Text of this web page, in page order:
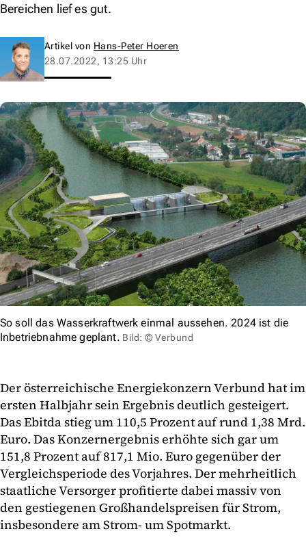
Bereichen lief es gut.
Artikel von Hans-Peter Hoeren
28.07.2022, 13:25 Uhr
So soll das Wasserkraftwerk einmal aussehen. 2024 ist die
Inbetriebnahme geplant. Bild: © Verbund
Der österreichische Energiekonzern Verbund hat im
ersten Halbjahr sein Ergebnis deutlich gesteigert.
Das Ebitda stieg um 110,5 Prozent auf rund 1,38 Mrd.
Euro. Das Konzernergebnis erhöhte sich gar um
151,8 Prozent auf 817,1 Mio. Euro gegenüber der
Vergleichsperiode des Vorjahres. Der mehrheitlich
staatliche Versorger profitierte dabei massiv von
den gestiegenen Großhandelspreisen für Strom,
insbesondere am Strom- um Spotmarkt.